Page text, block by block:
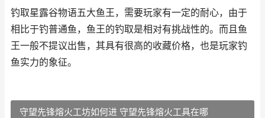
钓取星露谷物语五大鱼王，需要玩家有一定的耐心，由于
相比于钓普通鱼，鱼王的钓取是相对有挑战性的。而且鱼
王一般不提议出售，其具有很高的收藏价格，也是玩家钓
鱼实力的象征。
守望先锋熔火工坊如何进 守望先锋熔火工具在哪